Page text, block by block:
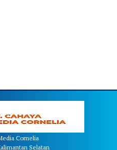
Cornelia
Selatan